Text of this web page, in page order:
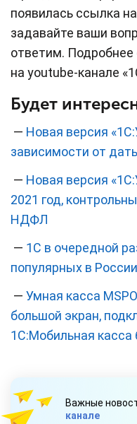
появилась ссылка
задавайте ваши
ответим.
на youtube-канале
Будет
— Новая версия
зависимости от
— Новая версия
2021 год,
НДФЛ
— 1С в очередной
популярных в
— Умная касса
большой экран,
1C:Мобильная касса
Важные
канале